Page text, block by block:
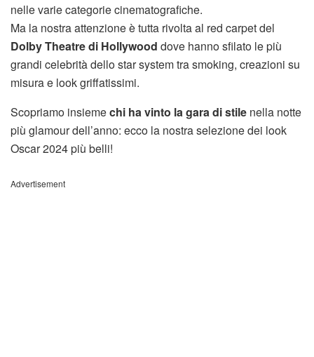
nelle varie categorie cinematografiche.
Ma la nostra attenzione è tutta rivolta al red carpet del
Dolby Theatre di Hollywood dove hanno sfilato le più
grandi celebrità dello star system tra smoking, creazioni su
misura e look griffatissimi.
Scopriamo insiemechi ha vinto la gara di stile nella notte
più glamour dell’anno: ecco la nostra selezione dei look
Oscar 2024 più belli!
Advertisement